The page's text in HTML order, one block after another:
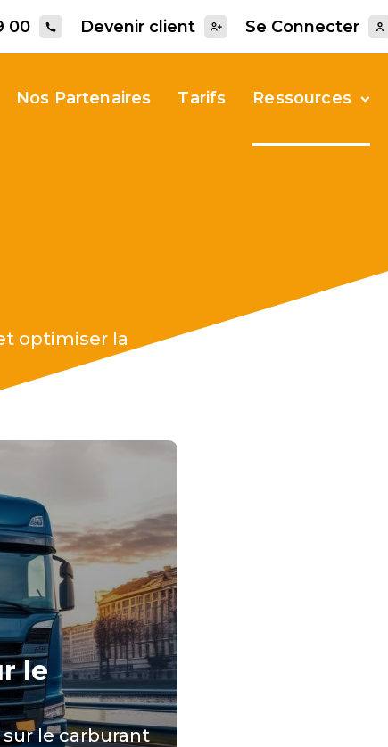
00 Devenir client Se Connecter
Nos Partenaires Tarifs Ressources
optimiser la
le
le carburant